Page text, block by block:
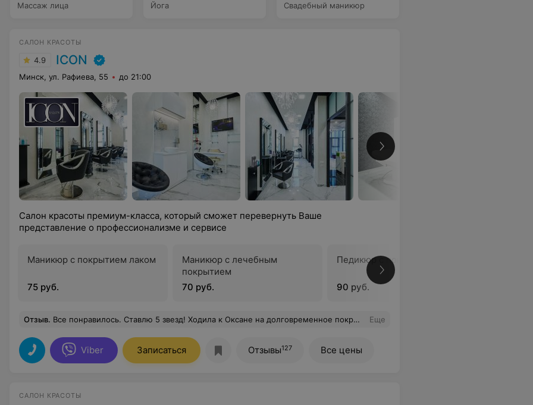
Массаж лица Йога Свадебный маникюр
САЛОН КРАСОТЫ
4.9 ICON
Минск, ул. Рафиева, 55 до 21:00
Салон красоты премиум-класса, который сможет перевернуть Ваше
представление о профессионализме и сервисе
Маникюр с покрытием лаком
75 руб.
Маникюр с лечебным
покрытием
70 руб.
Педикюр с покрытием лаком
90 руб.
Отзыв. Все понравилось. Ставлю 5 звезд! Ходила к Оксане на долговременное покрытие. Всем советую, стоящий салон. Еще
Viber Записаться Отзывы127 Все цены
САЛОН КРАСОТЫ